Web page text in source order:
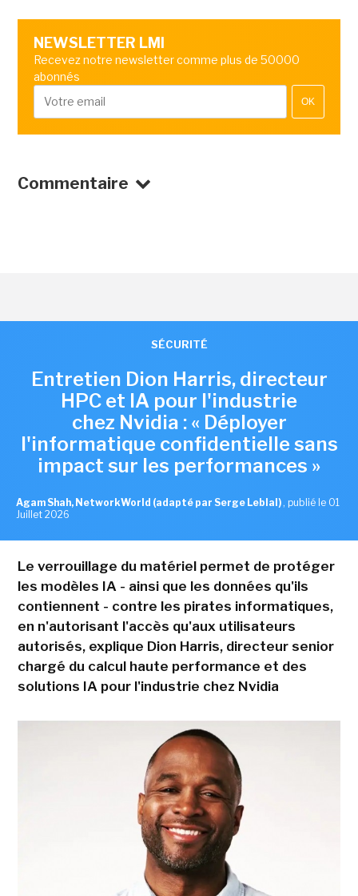
NEWSLETTER LMI
Recevez notre newsletter comme plus de 50000
abonnés
OK
Commentaire
SÉCURITÉ
Entretien Dion Harris, directeur
HPC et IA pour l'industrie
chez Nvidia : « Déployer
l'informatique confidentielle sans
impact sur les performances »
Agam Shah, NetworkWorld (adapté par Serge Leblal) , publié le 01
Juillet 2026
Le verrouillage du matériel permet de protéger
les modèles IA - ainsi que les données qu'ils
contiennent - contre les pirates informatiques,
en n'autorisant l'accès qu'aux utilisateurs
autorisés, explique Dion Harris, directeur senior
chargé du calcul haute performance et des
solutions IA pour l'industrie chez Nvidia